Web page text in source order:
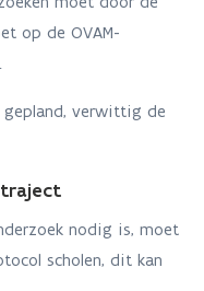
op de OVAM-
gepland, verwittig de
traject
nodig is, moet
scholen, dit kan